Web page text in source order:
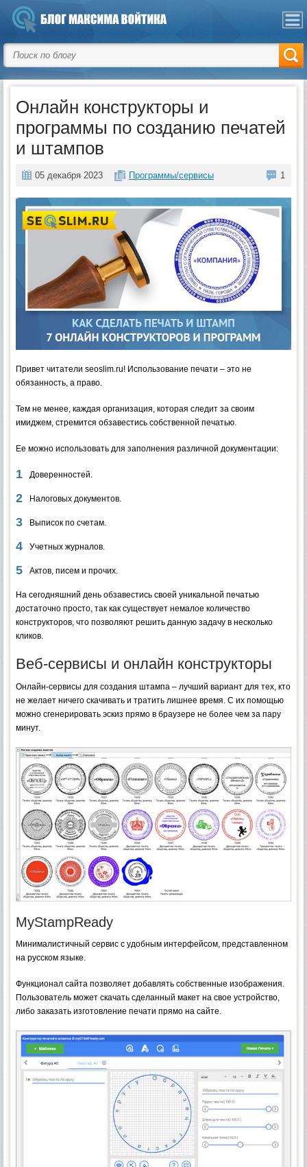
Онлайн конструкторы и
программы по созданию печатей
и штампов
05 декабря 2023 Программы/сервисы 1
Привет читатели seoslim.ru! Использование печати – это не
обязанность, а право.
Тем не менее, каждая организация, которая следит за своим
имиджем, стремится обзавестись собственной печатью.
Ее можно использовать для заполнения различной документации:
Доверенностей.
Налоговых документов.
Выписок по счетам.
Учетных журналов.
Актов, писем и прочих.
На сегодняшний день обзавестись своей уникальной печатью
достаточно просто, так как существует немалое количество
конструкторов, что позволяют решить данную задачу в несколько
кликов.
Веб-сервисы и онлайн конструкторы
Онлайн-сервисы для создания штампа – лучший вариант для тех, кто
не желает ничего скачивать и тратить лишнее время. С их помощью
можно сгенерировать эскиз прямо в браузере не более чем за пару
минут.
MyStampReady
Минималистичный сервис с удобным интерфейсом, представленном
на русском языке.
Функционал сайта позволяет добавлять собственные изображения.
Пользователь может скачать сделанный макет на свое устройство,
либо заказать изготовление печати прямо на сайте.